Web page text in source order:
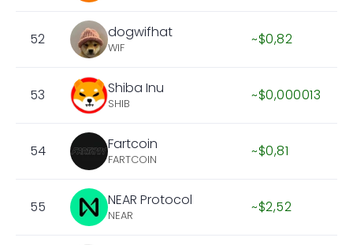
52 dogwifhat
WIF ~$0,82
53 Shiba Inu
SHIB ~$0,000013
54 Fartcoin
FARTCOIN ~$0,81
55 NEAR Protocol
NEAR ~$2,52